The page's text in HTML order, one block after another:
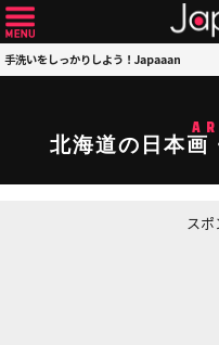
手洗いをしっかりしよう！Japaaan
北海道の日本画
スポ